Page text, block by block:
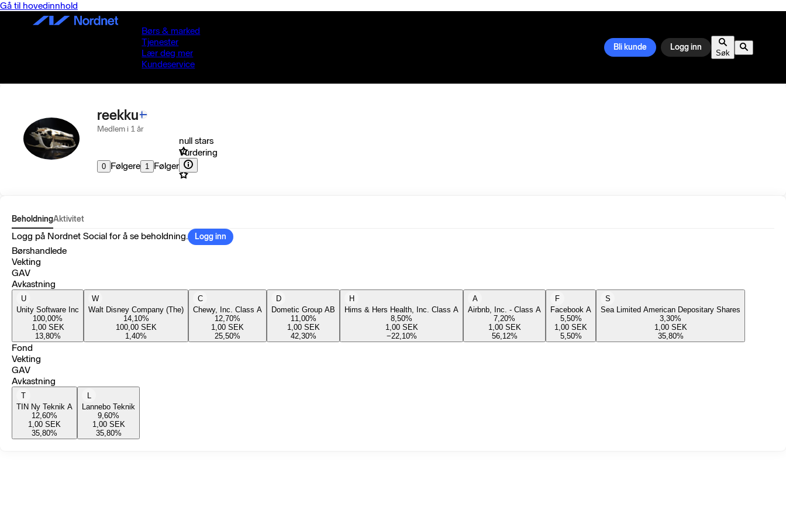
Gå til hovedinnhold
Børs & marked
Tjenester
Lær deg mer
Kundeservice
Bli kunde Logg inn
Søk
reekku
Medlem i 1 år
0 Følgere 1 Følger
null stars
Vurdering
BeholdningAktivitet
Logg på Nordnet Social for å se beholdning. Logg inn
Børshandlede
Vekting
GAV
Avkastning
U
Unity Software Inc
100,00%
1,00 SEK
13,80%
W
Walt Disney Company (The)
14,10%
100,00 SEK
1,40%
C
Chewy, Inc. Class A
12,70%
1,00 SEK
25,50%
D
Dometic Group AB
11,00%
1,00 SEK
42,30%
H
Hims & Hers Health, Inc. Class A
8,50%
1,00 SEK
−22,10%
A
Airbnb, Inc. - Class A
7,20%
1,00 SEK
56,12%
F
Facebook A
5,50%
1,00 SEK
5,50%
S
Sea Limited American Depositary Shares
3,30%
1,00 SEK
35,80%
Fond
Vekting
GAV
Avkastning
T
TIN Ny Teknik A
12,60%
1,00 SEK
35,80%
L
Lannebo Teknik
9,60%
1,00 SEK
35,80%